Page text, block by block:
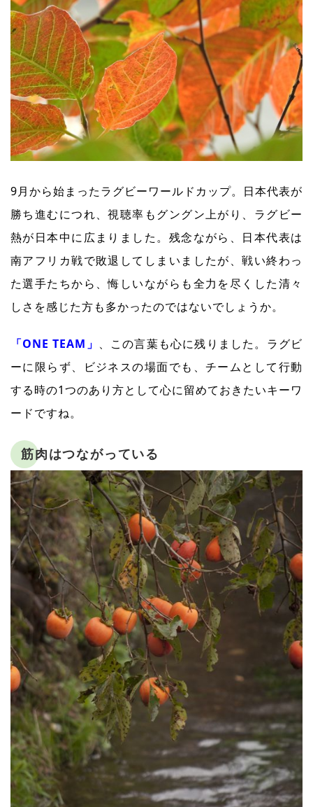
9月から始まったラグビーワールドカップ。日本代表が
勝ち進むにつれ、視聴率もグングン上がり、ラグビー
熱が日本中に広まりました。残念ながら、日本代表は
南アフリカ戦で敗退してしまいましたが、戦い終わっ
た選手たちから、悔しいながらも全力を尽くした清々
しさを感じた方も多かったのではないでしょうか。
「ONE TEAM」 、この言葉も心に残りました。ラグビ
ーに限らず、ビジネスの場面でも、チームとして行動
する時の1つのあり方として心に留めておきたいキーワ
ードですね。
筋肉はつながっている